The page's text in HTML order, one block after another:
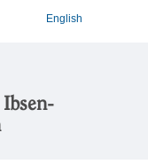
English